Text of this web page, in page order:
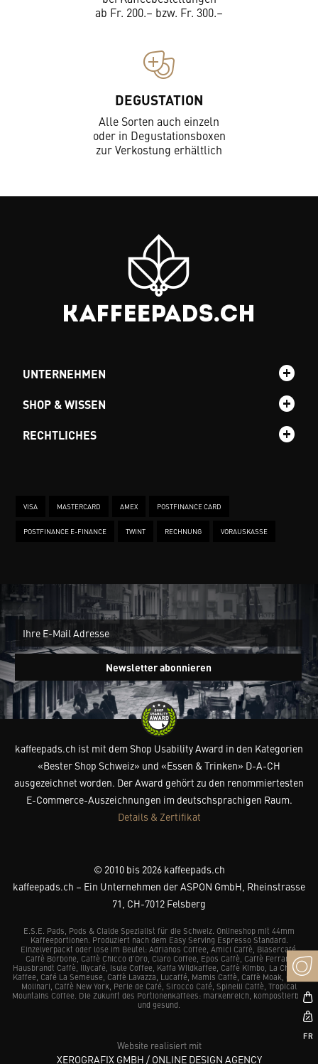
ab Fr. 200.– bzw. Fr. 300.–
DEGUSTATION
Alle Sorten auch einzeln
oder in Degustationsboxen
zur Verkostung erhältlich
UNTERNEHMEN
SHOP & WISSEN
RECHTLICHES
VISA MASTERCARD AMEX POSTFINANCE CARD
POSTFINANCE E-FINANCE TWINT RECHNUNG VORAUSKASSE
Newsletter abonnieren
kaffeepads.ch ist mit dem Shop Usability Award in den Kategorien
«Bester Shop Schweiz» und «Essen & Trinken» D-A-CH
ausgezeichnet worden. Der Award gehört zu den renommiertesten
E-Commerce-Auszeichnungen im deutschsprachigen Raum.
Details & Zertifikat
© 2010 bis 2026 kaffeepads.ch
kaffeepads.ch – Ein Unternehmen der ASPON GmbH, Rheinstrasse
71, CH-7012 Felsberg
E.S.E. Pads, Pods & Cialde Spezialist für die Schweiz. Onlineshop mit 44mm
Kaffeeportionen. Produziert nach dem Easy Serving Espresso Standard.
Einzelverpackt oder lose im Beutel: Adrianos Coffee, Amici Caffè, Blasercafé,
Caffè Borbone, Caffè Chicco d’Oro, Claro Coffee, Epos Caffè, Caffè Ferrari,
Hausbrandt Caffè, Illycafé, Isule Coffee, Kaffa Wildkaffee, Caffè Kimbo, La Chacra
Kaffee, Café La Semeuse, Caffè Lavazza, Lucaffé, Mamis Caffè, Caffè Moak, Caffè
Molinari, Caffè New York, Perle de Café, Sirocco Café, Spinelli Caffè, Tropical
Mountains Coffee. Die Zukunft des Portionenkaffees: markenreich, kompostierbar
und gesund.
Website realisiert mit
XEROGRAFIX GMBH / ONLINE DESIGN AGENCY